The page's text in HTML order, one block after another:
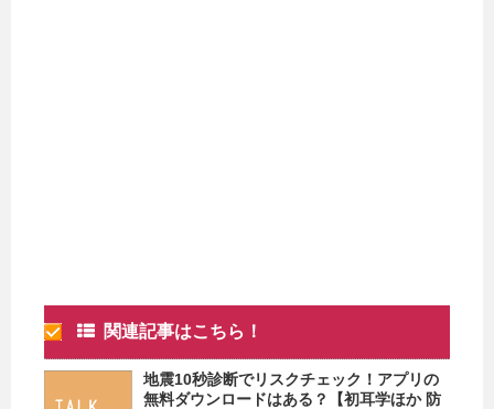
関連記事はこちら！
地震10秒診断でリスクチェック！アプリの
無料ダウンロードはある？【初耳学ほか 防